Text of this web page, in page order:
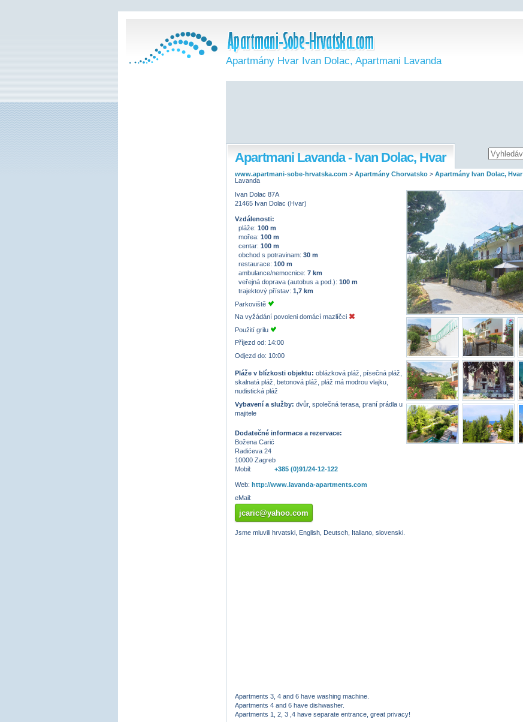
Apartmány Hvar Ivan Dolac, Apartmani Lavanda
Apartmani Lavanda - Ivan Dolac, Hvar
www.apartmani-sobe-hrvatska.com > Apartmány Chorvatsko > Apartmány Ivan Dolac, Hvar
Lavanda
Ivan Dolac 87A
21465 Ivan Dolac (Hvar)
Vzdálenosti:
pláže: 100 m
mořea: 100 m
centar: 100 m
obchod s potravinam: 30 m
restaurace: 100 m
ambulance/nemocnice: 7 km
veřejná doprava (autobus a pod.): 100 m
trajektový přístav: 1,7 km
Parkoviště
Na vyžádání povoleni domácí mazlíčci
Použití grilu
Příjezd od: 14:00
Odjezd do: 10:00
Pláže v blízkosti objektu: oblázková pláž, písečná pláž,
skalnatá pláž, betonová pláž, pláž má modrou vlajku,
nudistická pláž
Vybavení a služby: dvůr, společná terasa, praní prádla u
majitele
Dodatečné informace a rezervace:
Božena Carić
Radićeva 24
10000 Zagreb
Mobil:
+385 (0)91/24-12-122
Web: http://www.lavanda-apartments.com
eMail:
jcaric@yahoo.com
Jsme mluvili hrvatski, English, Deutsch, Italiano, slovenski.
Apartments 3, 4 and 6 have washing machine.
Apartments 4 and 6 have dishwasher.
Apartments 1, 2, 3 ,4 have separate entrance, great privacy!